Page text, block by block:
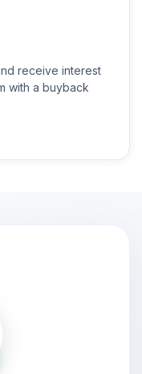
receive interest
with a buyback